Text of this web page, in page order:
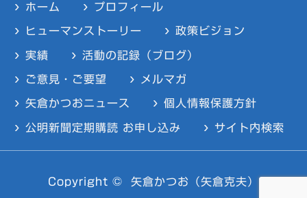
ホーム プロフィール
ヒューマンストーリー 政策ビジョン
実績 活動の記録（ブログ）
ご意見・ご要望 メルマガ
矢倉かつおニュース 個人情報保護方針
公明新聞定期購読 お申し込み サイト内検索
Copyright © 矢倉かつお（矢倉克夫）